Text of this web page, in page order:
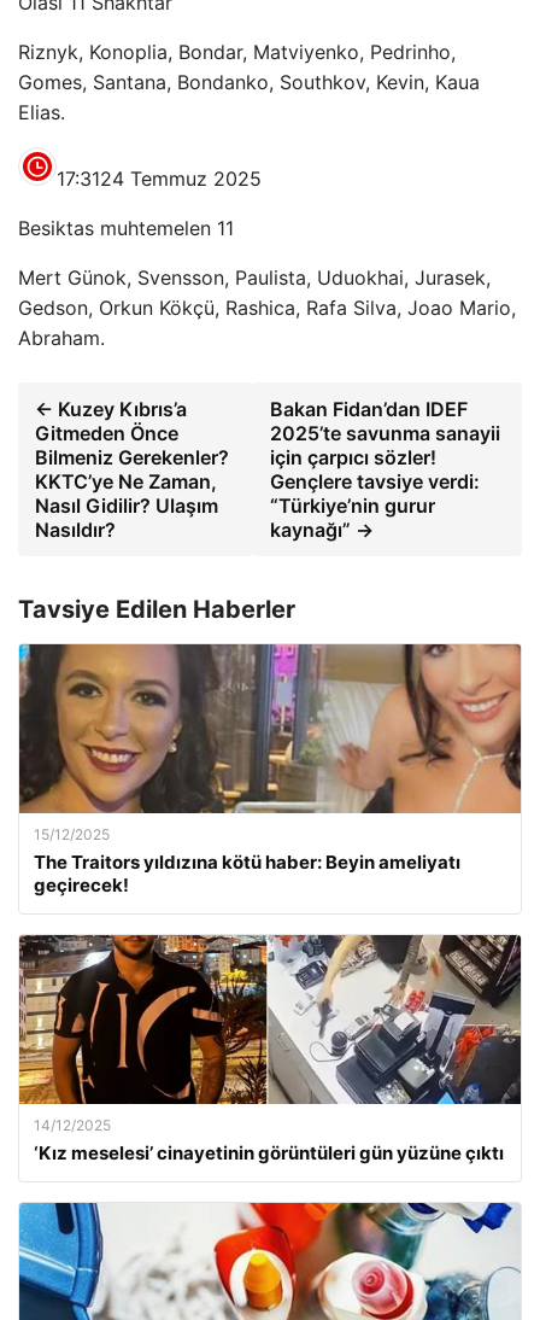
Riznyk, Konoplia, Bondar, Matviyenko, Pedrinho,
Gomes, Santana, Bondanko, Southkov, Kevin, Kaua
Elias.
17:3124 Temmuz 2025
Besiktas muhtemelen 11
Mert Günok, Svensson, Paulista, Uduokhai, Jurasek,
Gedson, Orkun Kökçü, Rashica, Rafa Silva, Joao Mario,
Abraham.
← Kuzey Kıbrıs’a
Gitmeden Önce
Bilmeniz Gerekenler?
KKTC’ye Ne Zaman,
Nasıl Gidilir? Ulaşım
Nasıldır?
Bakan Fidan’dan IDEF
2025’te savunma sanayii
için çarpıcı sözler!
Gençlere tavsiye verdi:
“Türkiye’nin gurur
kaynağı” →
Tavsiye Edilen Haberler
15/12/2025
The Traitors yıldızına kötü haber: Beyin ameliyatı
geçirecek!
14/12/2025
‘Kız meselesi’ cinayetinin görüntüleri gün yüzüne çıktı